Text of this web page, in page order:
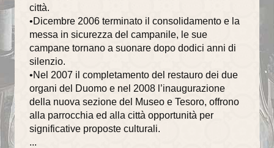
città.
•Dicembre 2006 terminato il consolidamento e la
messa in sicurezza del campanile, le sue
campane tornano a suonare dopo dodici anni di
silenzio.
•Nel 2007 il completamento del restauro dei due
organi del Duomo e nel 2008 l’inaugurazione
della nuova sezione del Museo e Tesoro, offrono
alla parrocchia ed alla città opportunità per
significative proposte culturali.
...